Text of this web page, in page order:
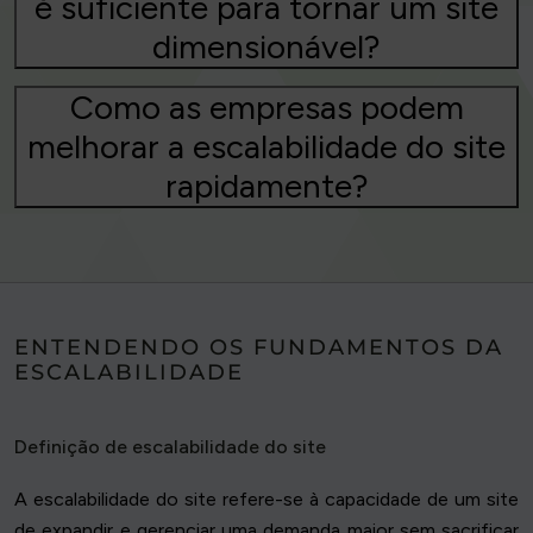
dimensionável?
Como as empresas podem
melhorar a escalabilidade do site
rapidamente?
ENTENDENDO OS FUNDAMENTOS DA
ESCALABILIDADE
Definição de escalabilidade do site
A escalabilidade do site refere-se à capacidade de um site